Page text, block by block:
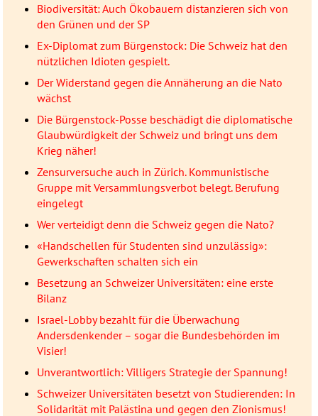
Biodiversität: Auch Ökobauern distanzieren sich von
den Grünen und der SP
Ex-Diplomat zum Bürgenstock: Die Schweiz hat den
nützlichen Idioten gespielt.
Der Widerstand gegen die Annäherung an die Nato
wächst
Die Bürgenstock-Posse beschädigt die diplomatische
Glaubwürdigkeit der Schweiz und bringt uns dem
Krieg näher!
Zensurversuche auch in Zürich. Kommunistische
Gruppe mit Versammlungsverbot belegt. Berufung
eingelegt
Wer verteidigt denn die Schweiz gegen die Nato?
«Handschellen für Studenten sind unzulässig»:
Gewerkschaften schalten sich ein
Besetzung an Schweizer Universitäten: eine erste
Bilanz
Israel-Lobby bezahlt für die Überwachung
Andersdenkender – sogar die Bundesbehörden im
Visier!
Unverantwortlich: Villigers Strategie der Spannung!
Schweizer Universitäten besetzt von Studierenden: In
Solidarität mit Palästina und gegen den Zionismus!